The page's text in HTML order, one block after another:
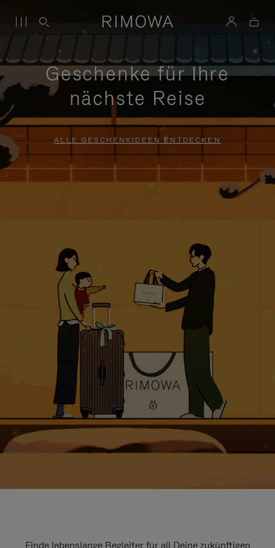
Geschenke für Ihre
nächste Reise
ALLE GESCHENKIDEEN ENTDECKEN
Finde lebenslange Begleiter für all Deine zukünftigen